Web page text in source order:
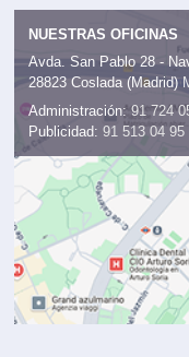
NUESTRAS OFICINAS
Avda. San Pablo 28 -
28823 Coslada (Madrid)
Administración: 91 724
Publicidad: 91 513 04 95